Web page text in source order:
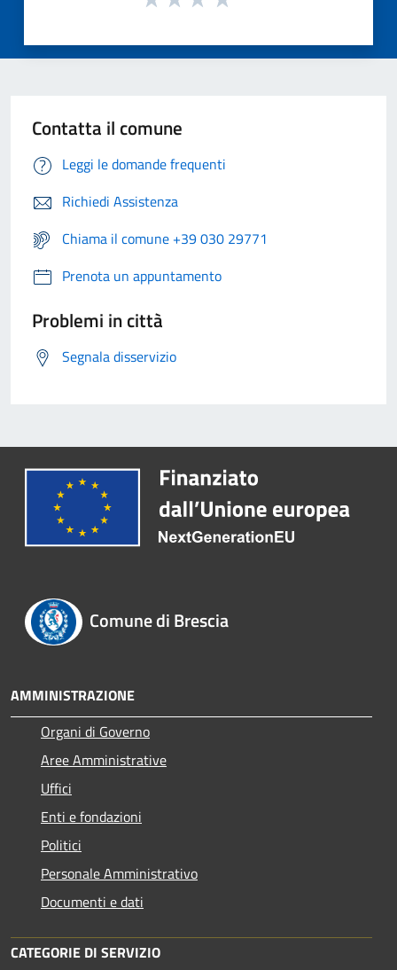
Contatta il comune
Leggi le domande frequenti
Richiedi Assistenza
Chiama il comune +39 030 29771
Prenota un appuntamento
Problemi in città
Segnala disservizio
Comune di Brescia
AMMINISTRAZIONE
Organi di Governo
Aree Amministrative
Uffici
Enti e fondazioni
Politici
Personale Amministrativo
Documenti e dati
CATEGORIE DI SERVIZIO